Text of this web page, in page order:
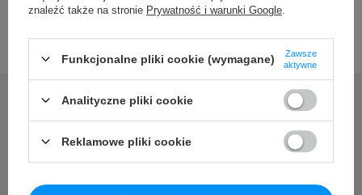
Potrzebujesz pomocy? Masz
pytania?
znaleźć także na stronie Prywatność i warunki Google
Funkcjonalne pliki cookie (wymagane)
Zawsze
aktywne
Analityczne pliki cookie
Reklamowe pliki cookie